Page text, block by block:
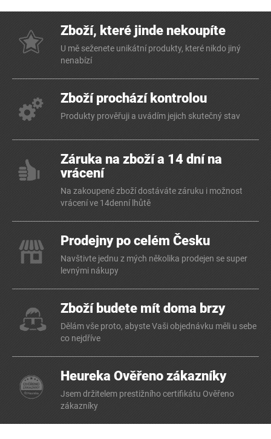
Zboží, které jinde nekoupíte
U mě seženete unikátní produkty, které nikdo jiný
nenabízí
Zboží prochází kontrolou
Produkty prověřuji a uvádím jejich skutečný stav
Záruka na zboží a 14 dní na
vrácení
Na zakoupené zboží dostáváte záruku i možnost
vrácení ve 14denní lhůtě
Prodejny po celém Česku
Navštivte jednu z mých několika prodejen se super
levnými nákupy
Zboží budete mít doma brzy
Dělám vše proto, abyste Vaši objednávku měli u sebe
co nejdříve
Heureka Ověřeno zákazníky
Jsem držitelem prestižního certifikátu Ověřeno
zákazníky